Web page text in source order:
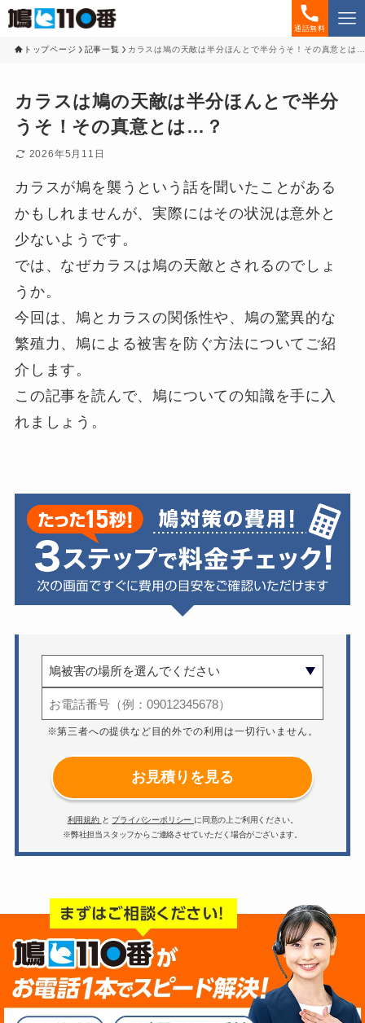
通話無料
トップページ 記事一覧 カラスは鳩の天敵は半分ほんとで半分うそ！その真意とは
カラスは鳩の天敵は半分ほんとで半分
うそ！その真意とは…？
2026年5月11日
カラスが鳩を襲うという話を聞いたことがある
かもしれませんが、実際にはその状況は意外と
少ないようです。
では、なぜカラスは鳩の天敵とされるのでしょ
うか。
今回は、鳩とカラスの関係性や、鳩の驚異的な
繁殖力、鳩による被害を防ぐ方法についてご紹
介します。
この記事を読んで、鳩についての知識を手に入
れましょう。
※第三者への提供など目的外での利用は一切行いません。
お見積りを見る
利用規約 と プライバシーポリシー に同意の上ご利用ください。
※弊社担当スタッフからご連絡させていただく場合がございます。